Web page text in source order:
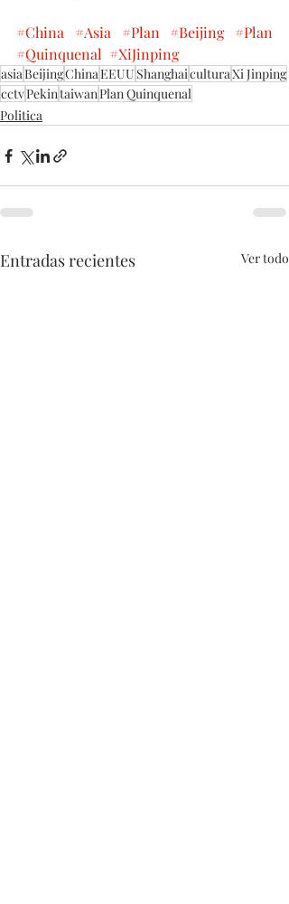
#China #Asia #Plan #Beijing
#Plan
#Quinquenal #XiJinping
asiaBeijingChinaEEUU ShanghaiculturaXi Jinping
cctvPekintaiwanPlan Quinquenal
Politica
Entradas recientes Ver todo